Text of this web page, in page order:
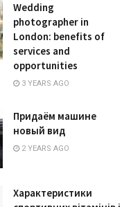
Wedding
photographer in
London: benefits of
services and
opportunities
3 YEARS AGO
Придаём машине
новый вид
2 YEARS AGO
Характеристики